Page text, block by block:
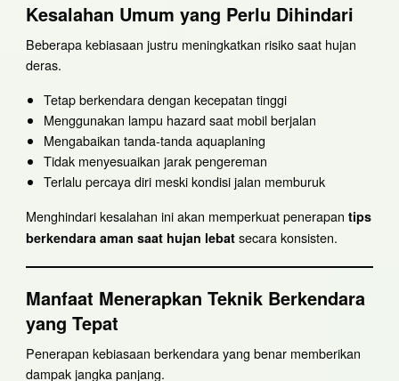
Kesalahan Umum yang Perlu Dihindari
Beberapa kebiasaan justru meningkatkan risiko saat hujan
deras.
Tetap berkendara dengan kecepatan tinggi
Menggunakan lampu hazard saat mobil berjalan
Mengabaikan tanda-tanda aquaplaning
Tidak menyesuaikan jarak pengereman
Terlalu percaya diri meski kondisi jalan memburuk
Menghindari kesalahan ini akan memperkuat penerapantips
berkendara aman saat hujan lebat secara konsisten.
Manfaat Menerapkan Teknik Berkendara
yang Tepat
Penerapan kebiasaan berkendara yang benar memberikan
dampak jangka panjang.